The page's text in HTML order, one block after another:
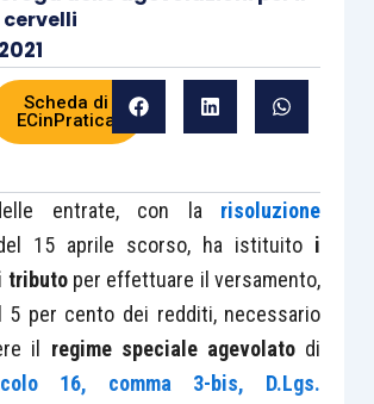
Scheda di
ECinPratica
delle entrate, con la risoluzione
15 aprile scorso, ha istituito i
tributoper effettuare il versamento,
5 per cento dei redditi, necessario
il
regime speciale agevolato di
16, comma 3-bis, D.Lgs.